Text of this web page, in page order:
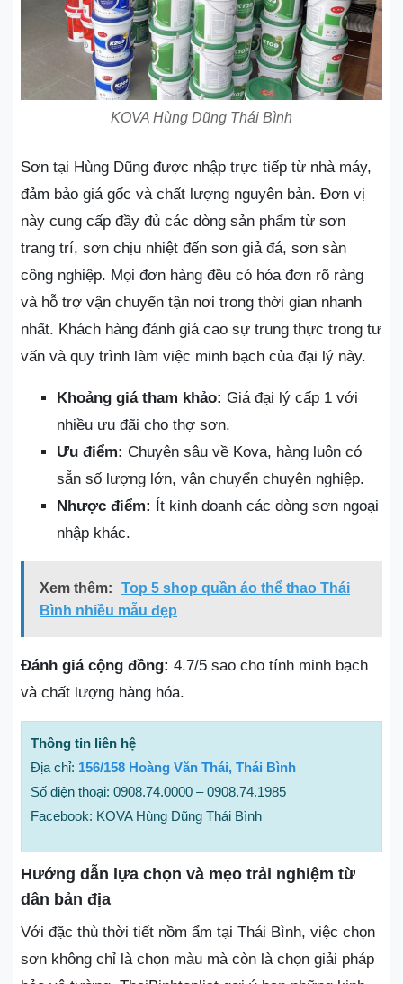
KOVA Hùng Dũng Thái Bình
Sơn tại Hùng Dũng được nhập trực tiếp từ nhà máy,
đảm bảo giá gốc và chất lượng nguyên bản. Đơn vị
này cung cấp đầy đủ các dòng sản phẩm từ sơn
trang trí, sơn chịu nhiệt đến sơn giả đá, sơn sàn
công nghiệp. Mọi đơn hàng đều có hóa đơn rõ ràng
và hỗ trợ vận chuyển tận nơi trong thời gian nhanh
nhất. Khách hàng đánh giá cao sự trung thực trong tư
vấn và quy trình làm việc minh bạch của đại lý này.
Khoảng giá tham khảo: Giá đại lý cấp 1 với
nhiều ưu đãi cho thợ sơn.
Ưu điểm: Chuyên sâu về Kova, hàng luôn có
sẵn số lượng lớn, vận chuyển chuyên nghiệp.
Nhược điểm: Ít kinh doanh các dòng sơn ngoại
nhập khác.
Xem thêm:
Top 5 shop quần áo thể thao Thái
Bình nhiều mẫu đẹp
Đánh giá cộng đồng: 4.7/5 sao cho tính minh bạch
và chất lượng hàng hóa.
Thông tin liên hệ
Địa chỉ: 156/158 Hoàng Văn Thái, Thái Bình
Số điện thoại: 0908.74.0000 – 0908.74.1985
Facebook: KOVA Hùng Dũng Thái Bình
Hướng dẫn lựa chọn và mẹo trải nghiệm từ
dân bản địa
Với đặc thù thời tiết nồm ẩm tại Thái Bình, việc chọn
sơn không chỉ là chọn màu mà còn là chọn giải pháp